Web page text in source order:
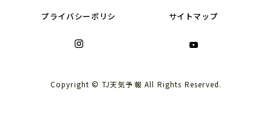
プライバシーポリシ サイトマップ
Copyright © TJ天気予報 All Rights Reserved.